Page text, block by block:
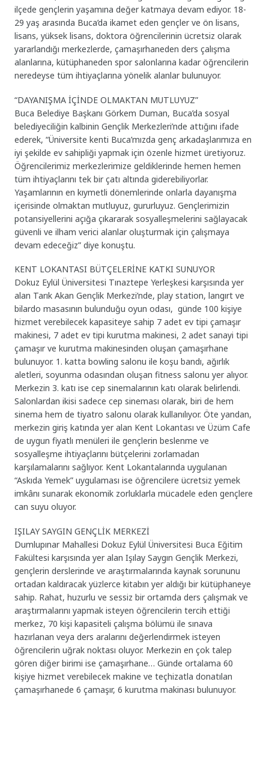
ilçede gençlerin yaşamına değer katmaya devam ediyor. 18-
29 yaş arasında Buca’da ikamet eden gençler ve ön lisans,
lisans, yüksek lisans, doktora öğrencilerinin ücretsiz olarak
yararlandığı merkezlerde, çamaşırhaneden ders çalışma
alanlarına, kütüphaneden spor salonlarına kadar öğrencilerin
neredeyse tüm ihtiyaçlarına yönelik alanlar bulunuyor.
“DAYANIŞMA İÇİNDE OLMAKTAN MUTLUYUZ”
Buca Belediye Başkanı Görkem Duman, Buca’da sosyal
belediyeciliğin kalbinin Gençlik Merkezleri’nde attığını ifade
ederek, “Üniversite kenti Buca’mızda genç arkadaşlarımıza en
iyi şekilde ev sahipliği yapmak için özenle hizmet üretiyoruz.
Öğrencilerimiz merkezlerimize geldiklerinde hemen hemen
tüm ihtiyaçlarını tek bir çatı altında giderebiliyorlar.
Yaşamlarının en kıymetli dönemlerinde onlarla dayanışma
içerisinde olmaktan mutluyuz, gururluyuz. Gençlerimizin
potansiyellerini açığa çıkararak sosyalleşmelerini sağlayacak
güvenli ve ilham verici alanlar oluşturmak için çalışmaya
devam edeceğiz” diye konuştu.
KENT LOKANTASI BÜTÇELERİNE KATKI SUNUYOR
Dokuz Eylül Üniversitesi Tınaztepe Yerleşkesi karşısında yer
alan Tarık Akan Gençlik Merkezi’nde, play station, langırt ve
bilardo masasının bulunduğu oyun odası, günde 100 kişiye
hizmet verebilecek kapasiteye sahip 7 adet ev tipi çamaşır
makinesi, 7 adet ev tipi kurutma makinesi, 2 adet sanayi tipi
çamaşır ve kurutma makinesinden oluşan çamaşırhane
bulunuyor. 1. katta bowling salonu ile koşu bandı, ağırlık
aletleri, soyunma odasından oluşan fitness salonu yer alıyor.
Merkezin 3. katı ise cep sinemalarının katı olarak belirlendi.
Salonlardan ikisi sadece cep sineması olarak, biri de hem
sinema hem de tiyatro salonu olarak kullanılıyor. Öte yandan,
merkezin giriş katında yer alan Kent Lokantası ve Üzüm Cafe
de uygun fiyatlı menüleri ile gençlerin beslenme ve
sosyalleşme ihtiyaçlarını bütçelerini zorlamadan
karşılamalarını sağlıyor. Kent Lokantalarında uygulanan
“Askıda Yemek” uygulaması ise öğrencilere ücretsiz yemek
imkânı sunarak ekonomik zorluklarla mücadele eden gençlere
can suyu oluyor.
IŞILAY SAYGIN GENÇLİK MERKEZİ
Dumlupınar Mahallesi Dokuz Eylül Üniversitesi Buca Eğitim
Fakültesi karşısında yer alan Işılay Saygın Gençlik Merkezi,
gençlerin derslerinde ve araştırmalarında kaynak sorununu
ortadan kaldıracak yüzlerce kitabın yer aldığı bir kütüphaneye
sahip. Rahat, huzurlu ve sessiz bir ortamda ders çalışmak ve
araştırmalarını yapmak isteyen öğrencilerin tercih ettiği
merkez, 70 kişi kapasiteli çalışma bölümü ile sınava
hazırlanan veya ders aralarını değerlendirmek isteyen
öğrencilerin uğrak noktası oluyor. Merkezin en çok talep
gören diğer birimi ise çamaşırhane… Günde ortalama 60
kişiye hizmet verebilecek makine ve teçhizatla donatılan
çamaşırhanede 6 çamaşır, 6 kurutma makinası bulunuyor.